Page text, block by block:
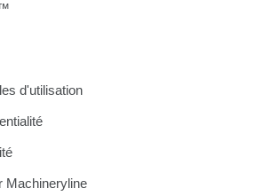
d'utilisation
Machineryline